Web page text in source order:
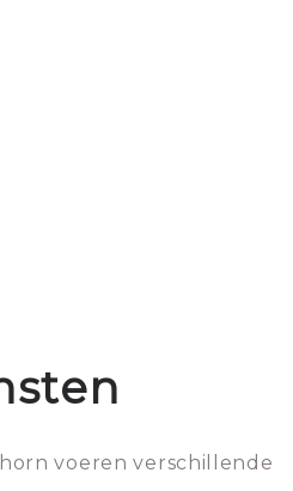
voeren verschillende